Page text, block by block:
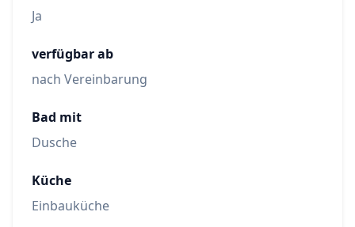
Ja
verfügbar ab
nach Vereinbarung
Bad mit
Dusche
Küche
Einbauküche